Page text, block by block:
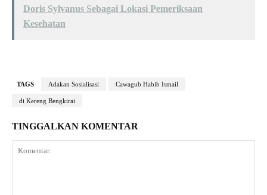
Doris Sylvanus Sebagai Lokasi Pemeriksaan
Kesehatan
TAGS Adakan Sosialisasi Cawagub Habib Ismail
di Kereng Bengkirai
TINGGALKAN KOMENTAR